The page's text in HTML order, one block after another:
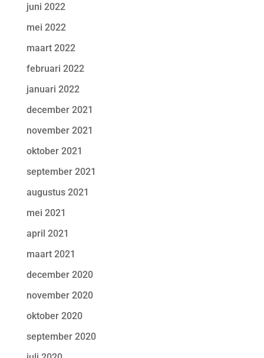
juni 2022
mei 2022
maart 2022
februari 2022
januari 2022
december 2021
november 2021
oktober 2021
september 2021
augustus 2021
mei 2021
april 2021
maart 2021
december 2020
november 2020
oktober 2020
september 2020